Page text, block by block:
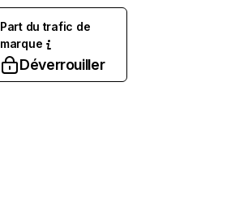
Part du trafic de
marque
Déverrouiller